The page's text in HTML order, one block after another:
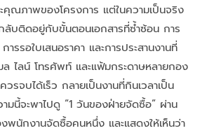
คุณภาพของโครงการ แต่ในความเป็นจริง
ลับติดอยู่กับขั้นตอนเอกสารที่ซ้ำซ้อน การ
ารรอใบเสนอราคา และการประสานงานที่
ล ไลน์ โทรศัพท์ และแฟ้มกระดาษหลายกอง
วรจบได้เร็ว กลายเป็นงานที่กินเวลาเป็น
พาไปดู “1 วันของฝ่ายจัดซื้อ” ผ่าน
พนักงานจัดซื้อคนหนึ่ง และแสดงให้เห็นว่า